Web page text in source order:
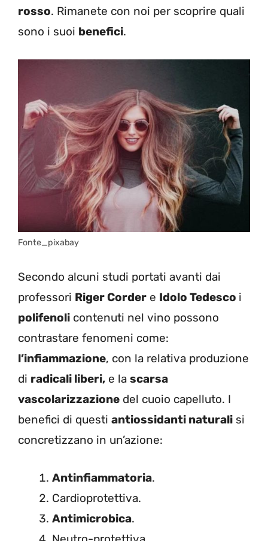
rosso. Rimanete con noi per scoprire quali
sono i suoi benefici.
Fonte_pixabay
Secondo alcuni studi portati avanti dai
professori Riger Corder e Idolo Tedesco i
polifenoli contenuti nel vino possono
contrastare fenomeni come:
l’infiammazione, con la relativa produzione
di radicali liberi, e la scarsa
vascolarizzazione del cuoio capelluto. I
benefici di questi antiossidanti naturali si
concretizzano in un’azione:
Antinfiammatoria.
Cardioprotettiva.
Antimicrobica.